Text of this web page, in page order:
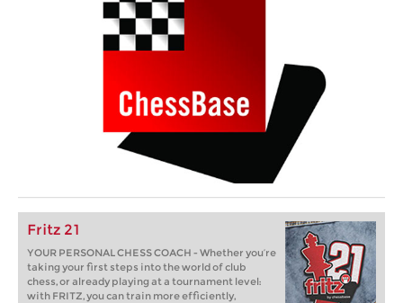
Fritz 21
YOUR PERSONAL CHESS COACH - Whether you’re
taking your first steps into the world of club
chess, or already playing at a tournament level:
with FRITZ, you can train more efficiently,